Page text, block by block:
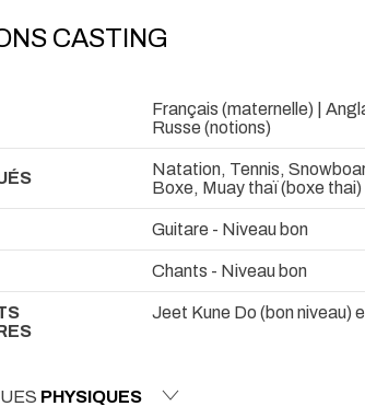
CASTING
Français (maternelle) |
Russe (notions)
Natation, Tennis,
Boxe, Muay thaï (boxe thai)
Guitare - Niveau bon
Chants - Niveau bon
Jeet Kune Do (bon niveau)
PHYSIQUES